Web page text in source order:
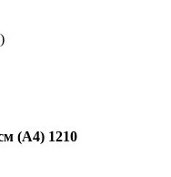
(А4) 1210